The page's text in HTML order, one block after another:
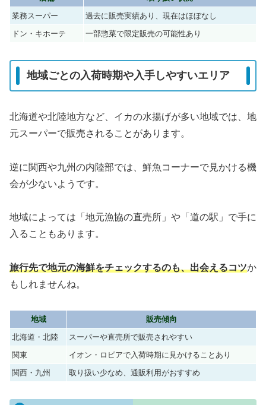
業務スーパー
過去に販売実績あり、現在はほぼなし
ドン・キホーテ
一部惣菜で限定販売の可能性あり
地域ごとの入荷時期や入手しやすいエリア
北海道や北陸地方など、イカの水揚げが多い地域では、地
元スーパーで販売されることがあります。
逆に関西や九州の内陸部では、鮮魚コーナーで見かける機
会が少ないようです。
地域によっては「地元漁協の直売所」や「道の駅」で手に
入ることもあります。
旅行先で地元の海鮮をチェックするのも、出会えるコツか
もしれませんね。
地域
販売傾向
北海道・北陸
スーパーや直売所で販売されやすい
関東
イオン・ロピアで入荷時期に見かけることあり
関西・九州
取り扱い少なめ、通販利用がおすすめ